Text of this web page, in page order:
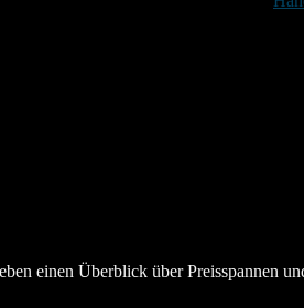
einen Überblick über Preisspannen